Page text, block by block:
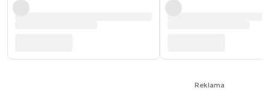
Reklama